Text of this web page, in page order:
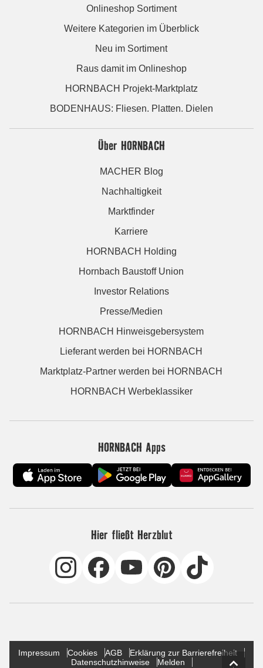
Onlineshop Sortiment
Weitere Kategorien im Überblick
Neu im Sortiment
Raus damit im Onlineshop
HORNBACH Projekt-Marktplatz
BODENHAUS: Fliesen. Platten. Dielen
Über HORNBACH
MACHER Blog
Nachhaltigkeit
Marktfinder
Karriere
HORNBACH Holding
Hornbach Baustoff Union
Investor Relations
Presse/Medien
HORNBACH Hinweisgebersystem
Lieferant werden bei HORNBACH
Marktplatz-Partner werden bei HORNBACH
HORNBACH Werbeklassiker
HORNBACH Apps
Hier fließt Herzblut
Impressum Cookies AGB
Erklärung zur Barrierefreiheit
Datenschutzhinweise
Melden